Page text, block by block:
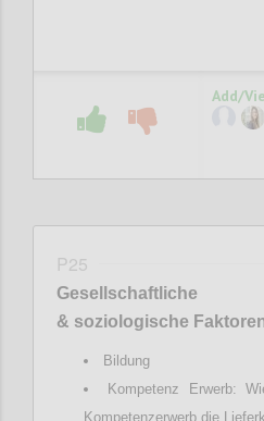
Add/
P25
Gesellschaftliche
& soziologische
Bildung
Kompetenz Erwerb:
Kompetenzerwerb die